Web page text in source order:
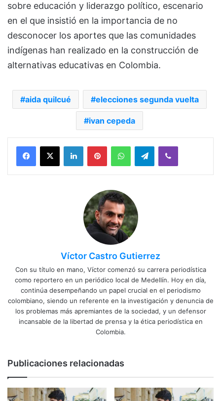
sobre educación y liderazgo político, escenario
en el que insistió en la importancia de no
desconocer los aportes que las comunidades
indígenas han realizado en la construcción de
alternativas educativas en Colombia.
aida quilcué elecciones segunda vuelta
ivan cepeda
Facebook
X LinkedInPinterestWhatsAppTelegramViber
Víctor Castro Gutierrez
Con su título en mano, Víctor comenzó su carrera periodística
como reportero en un periódico local de Medellín. Hoy en día,
continúa desempeñando un papel crucial en el periodismo
colombiano, siendo un referente en la investigación y denuncia de
los problemas más apremiantes de la sociedad, y un defensor
incansable de la libertad de prensa y la ética periodística en
Colombia.
Publicaciones relacionadas